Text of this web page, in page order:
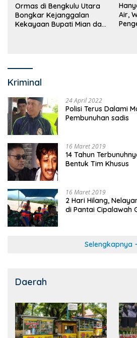
Ormas di Bengkulu Utara
Bongkar Kejanggalan
Kekayaan Bupati Mian dan
Air,
Kriminal
24 April 2022
Polisi Terus Dalami
Pembunuhan sadis
16 Maret 2019
14 Tahun
Bentuk Tim Khusus
16 Maret 2019
2 Hari Hilang,
di Pantai Cipalawah
Selengkapnya
Daerah